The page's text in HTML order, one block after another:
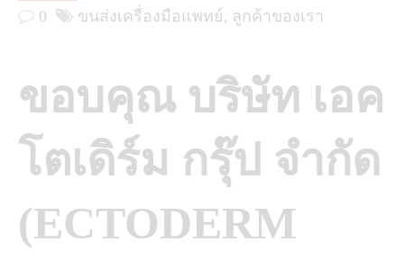
0 ขนส่งเครื่องมือแพทย์ ลูกค้าของเรา
ขอบคุณ บริษัท เอค
โตเดิร์ม กรุ๊ป จำกัด
(ECTODERM